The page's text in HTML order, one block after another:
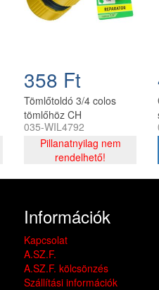
358 Ft
Tömlőtoldó 3/4 colos
tömlőhöz CH
035-WIL4792
Pillanatnyilag nem
rendelhető!
Információk
Kapcsolat
A.SZ.F.
A.SZ.F. kölcsönzés
Szállítási információk